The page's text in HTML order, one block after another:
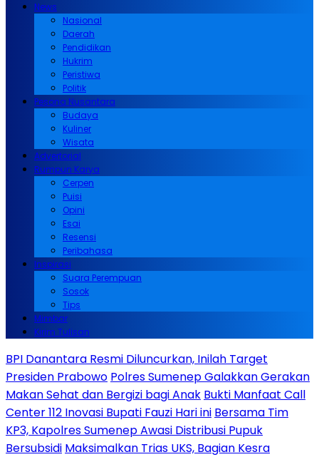
News
Nasional
Daerah
Pendidikan
Hukrim
Peristiwa
Politik
Pesona Nusantara
Budaya
Kuliner
Wisata
Advertorial
Rumpun Karya
Cerpen
Puisi
Opini
Esai
Resensi
Peribahasa
Inspirasi
Suara Perempuan
Sosok
Tips
Mimbar
Kirim Tulisan
BPI Danantara Resmi Diluncurkan, Inilah Target
Presiden Prabowo Polres Sumenep Galakkan Gerakan
Makan Sehat dan Bergizi bagi Anak Bukti Manfaat Call
Center 112 Inovasi Bupati Fauzi Hari ini Bersama Tim
KP3, Kapolres Sumenep Awasi Distribusi Pupuk
Bersubsidi Maksimalkan Trias UKS, Bagian Kesra